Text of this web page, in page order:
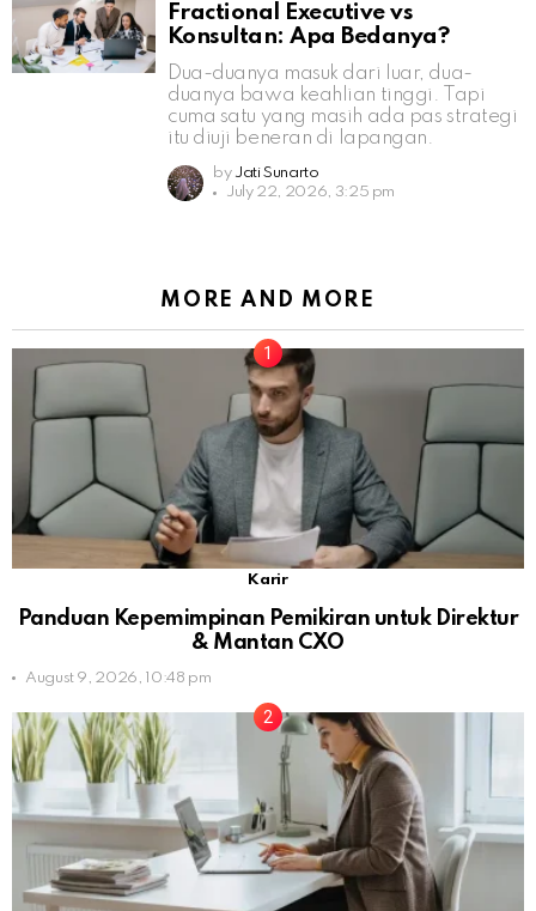
Fractional Executive vs
Konsultan: Apa Bedanya?
Dua-duanya masuk dari luar, dua-
duanya bawa keahlian tinggi. Tapi
cuma satu yang masih ada pas strategi
itu diuji beneran di lapangan.
by Jati Sunarto
July 22, 2026, 3:25 pm
MORE AND MORE
Karir
Panduan Kepemimpinan Pemikiran untuk Direktur
& Mantan CXO
August 9, 2026, 10:48 pm